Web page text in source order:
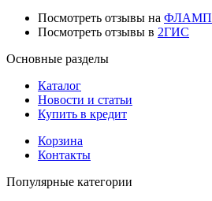
Посмотреть отзывы на ФЛАМП
Посмотреть отзывы в 2ГИС
Основные разделы
Каталог
Новости и статьи
Купить в кредит
Корзина
Контакты
Популярные категории